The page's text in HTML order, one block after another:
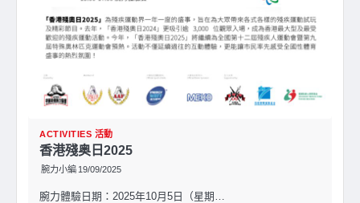
ACTIVITIES 活動
香港殘奥日2025
腕力小編 19/09/2025
腕力體驗日期：2025年10月5日（星期…